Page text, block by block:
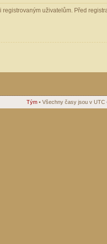
uživatelům. Před
Tým • Všechny časy jsou v UTC